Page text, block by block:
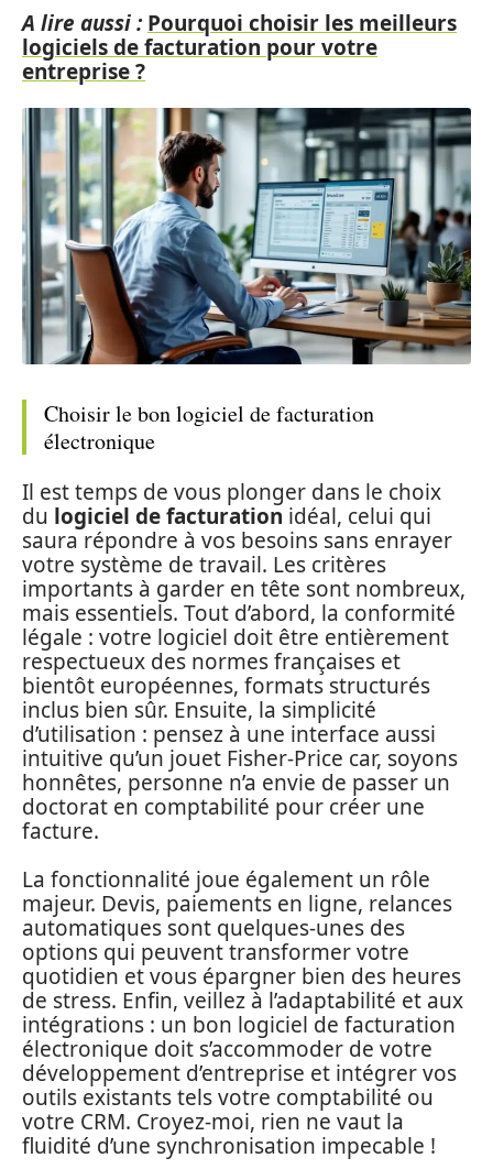
A lire aussi : Pourquoi choisir les meilleurs
logiciels de facturation pour votre
entreprise ?
Choisir le bon logiciel de facturation
électronique
Il est temps de vous plonger dans le choix
du logiciel de facturation idéal, celui qui
saura répondre à vos besoins sans enrayer
votre système de travail. Les critères
importants à garder en tête sont nombreux,
mais essentiels. Tout d’abord, la conformité
légale : votre logiciel doit être entièrement
respectueux des normes françaises et
bientôt européennes, formats structurés
inclus bien sûr. Ensuite, la simplicité
d’utilisation : pensez à une interface aussi
intuitive qu’un jouet Fisher-Price car, soyons
honnêtes, personne n’a envie de passer un
doctorat en comptabilité pour créer une
facture.
La fonctionnalité joue également un rôle
majeur. Devis, paiements en ligne, relances
automatiques sont quelques-unes des
options qui peuvent transformer votre
quotidien et vous épargner bien des heures
de stress. Enfin, veillez à l’adaptabilité et aux
intégrations : un bon logiciel de facturation
électronique doit s’accommoder de votre
développement d’entreprise et intégrer vos
outils existants tels votre comptabilité ou
votre CRM. Croyez-moi, rien ne vaut la
fluidité d’une synchronisation impecable !